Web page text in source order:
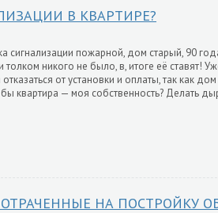
В КВАРТИРЕ?
сигнализации пожарной, дом старый, 90
никого не было, в, итоге её ставят!
от установки и оплаты, так как
квартира — моя собственность? Делать
НА ПОСТРОЙКУ